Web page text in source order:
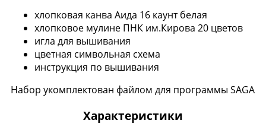
хлопковая канва Аида 16 каунт белая
хлопковое мулине ПНК им.Кирова 20 цветов
игла для вышивания
цветная символьная схема
инструкция по вышивания
Набор укомплектован файлом для программы SAGA
Характеристики